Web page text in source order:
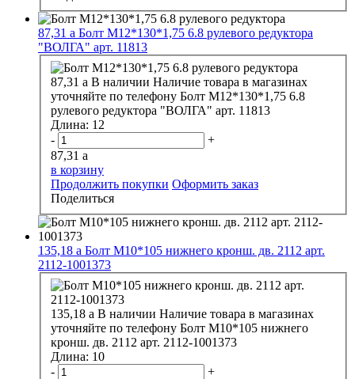
87,31 a Болт М12*130*1,75 6.8 рулевого редуктора
"ВОЛГА" арт. 11813
87,31 a В наличии Наличие товара в магазинах
уточняйте по телефону Болт М12*130*1,75 6.8
рулевого редуктора "ВОЛГА" арт. 11813
Длина: 12
-
+
87,31 a
в корзину
Продолжить покупки Оформить заказ
Поделиться
135,18 a Болт М10*105 нижнего кронш. дв. 2112 арт.
2112-1001373
135,18 a В наличии Наличие товара в магазинах
уточняйте по телефону Болт М10*105 нижнего
кронш. дв. 2112 арт. 2112-1001373
Длина: 10
-
+